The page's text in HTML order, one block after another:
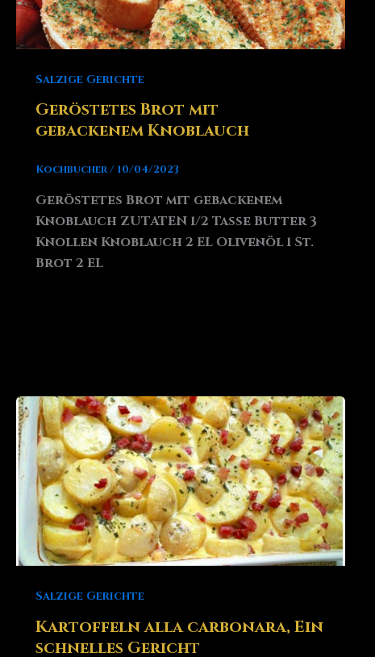
Salzige Gerichte
Geröstetes Brot mit
gebackenem Knoblauch
Kochbucher/ 10/04/2023
Geröstetes Brot mit gebackenem
Knoblauch ZUTATEN 1/2 Tasse Butter 3
Knollen Knoblauch 2 EL Olivenöl 1 St.
Brot 2 EL
Salzige Gerichte
Kartoffeln alla carbonara, Ein
schnelles Gericht